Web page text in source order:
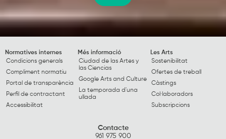
Normatives internes
Condicions generals
Compliment normatiu
Portal de transparència
Perfil de contractant
Accessibilitat
Més informació
Ciudad de las Artes y
las Ciencias
Google Arts and Culture
La temporada d'una
ullada
Les Arts
Sostenibilitat
Ofertes de treball
Càstings
Col·laboradors
Subscripcions
Contacte
961 975 900